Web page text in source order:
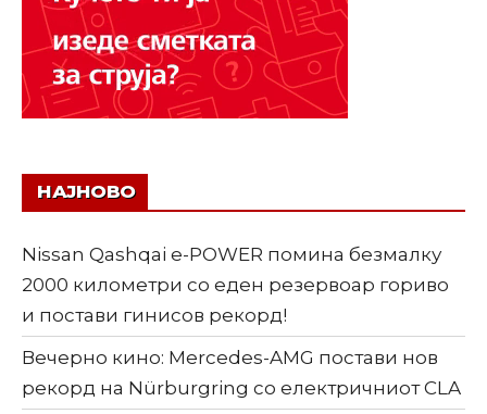
НАЈНОВО
Nissan Qashqai e-POWER помина безмалку
2000 километри со еден резервоар гориво
и постави гинисов рекорд!
Вечерно кино: Mercedes-AMG постави нов
рекорд на Nürburgring со електричниот CLA